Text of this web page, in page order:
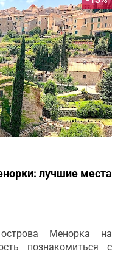
лучшие места
Менорка на
познакомиться с